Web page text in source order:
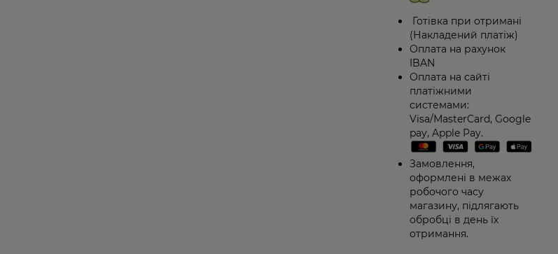
Готівка при отримані
(Накладений платіж)
Оплата на рахунок
IBAN
Оплата на сайті
платіжними
системами:
Visa/MasterCard, Google
pay, Apple Pay.
Замовлення,
оформлені в межах
робочого часу
магазину, підлягають
обробці в день їх
отримання.